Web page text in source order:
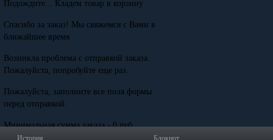
История Блокнот
Подождите... Кладем товар в корзину
Спасибо за заказ! Мы свяжемся с Вами в
ближайшее время
Возникла проблема с отправкой заказа.
Пожалуйста, попробуйте еще раз.
Пожалуйста, заполните все поля формы
перед отправкой.
Минимальная сумма заказа - 0 руб.